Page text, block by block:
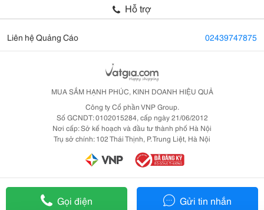
Gọi điện Gửi tin nhắn
Hỗ trợ
Liên hệ Quảng Cáo 02439747875
MUA SẮM HẠNH PHÚC, KINH DOANH HIỆU QUẢ
Công ty Cổ phần VNP Group.
Số GCNDT: 0102015284, cấp ngày 21/06/2012
Nơi cấp: Sở kế hoạch và đầu tư thành phố Hà Nội
Trụ sở chính: 102 Thái Thịnh, P. Trung Liệt, Hà Nội